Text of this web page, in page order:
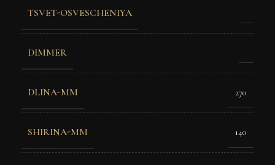
TSVET-OSVESCHENIYA
DIMMER
DLINA-MM 270
SHIRINA-MM 140